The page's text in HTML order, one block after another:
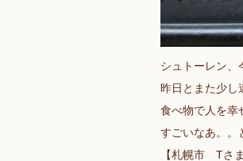
シュトーレン、
昨日とまた少し
食べ物で人を幸
すごいなあ。。
【札幌市 Tさま